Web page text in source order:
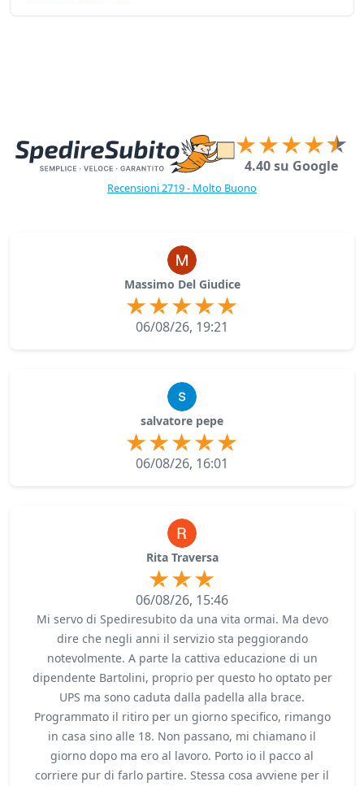
4.40 su Google
Recensioni 2719 - Molto Buono
Massimo Del Giudice
06/08/26, 19:21
salvatore pepe
06/08/26, 16:01
Rita Traversa
06/08/26, 15:46
Mi servo di Spediresubito da una vita ormai. Ma devo
dire che negli anni il servizio sta peggiorando
notevolmente. A parte la cattiva educazione di un
dipendente Bartolini, proprio per questo ho optato per
UPS ma sono caduta dalla padella alla brace.
Programmato il ritiro per un giorno specifico, rimango
in casa sino alle 18. Non passano, mi chiamano il
giorno dopo ma ero al lavoro. Porto io il pacco al
corriere pur di farlo partire. Stessa cosa avviene per il